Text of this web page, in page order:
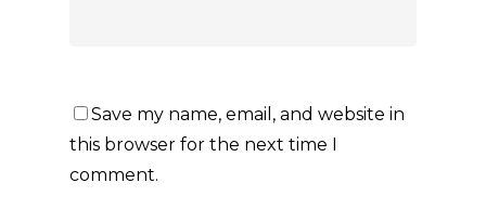
Save my name, email, and website in
this browser for the next time I
comment.